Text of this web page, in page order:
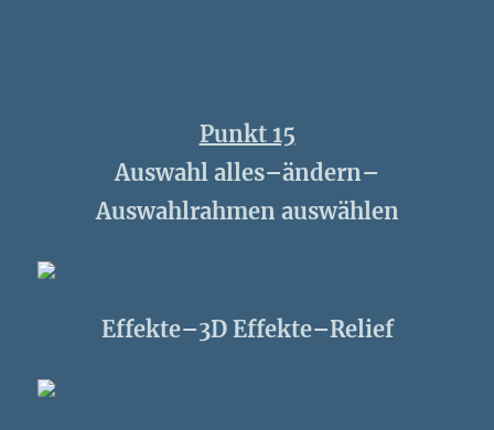
Punkt 15
Auswahl alles–ändern–
Auswahlrahmen auswählen
Effekte–3D Effekte–Relief